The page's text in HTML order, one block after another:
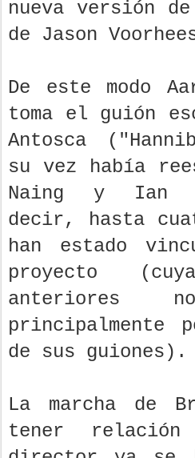
nueva versión
de Jason
De este modo
toma el guión
Antosca
su vez había
Naing y Ian
decir, hasta
han estado
proyecto
anteriores
principalmente
de sus guiones).
La marcha de
tener